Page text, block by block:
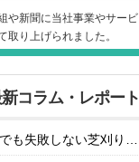
や新聞に当社事業やサービ
取り上げられました。
コラム・レポート
も失敗しない芝刈り…